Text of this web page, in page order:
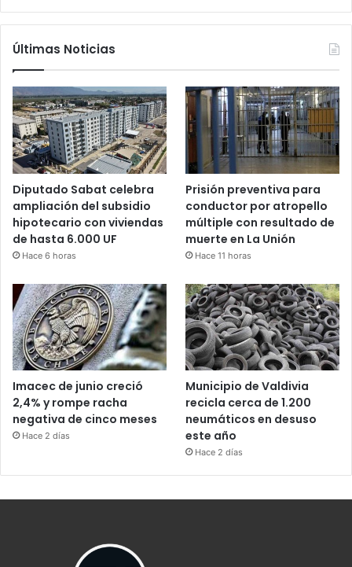
Últimas Noticias
Diputado Sabat celebra
ampliación del subsidio
hipotecario con viviendas
de hasta 6.000 UF
Hace 6 horas
Prisión preventiva para
conductor por atropello
múltiple con resultado de
muerte en La Unión
Hace 11 horas
Imacec de junio creció
2,4% y rompe racha
negativa de cinco meses
Hace 2 días
Municipio de Valdivia
recicla cerca de 1.200
neumáticos en desuso
este año
Hace 2 días